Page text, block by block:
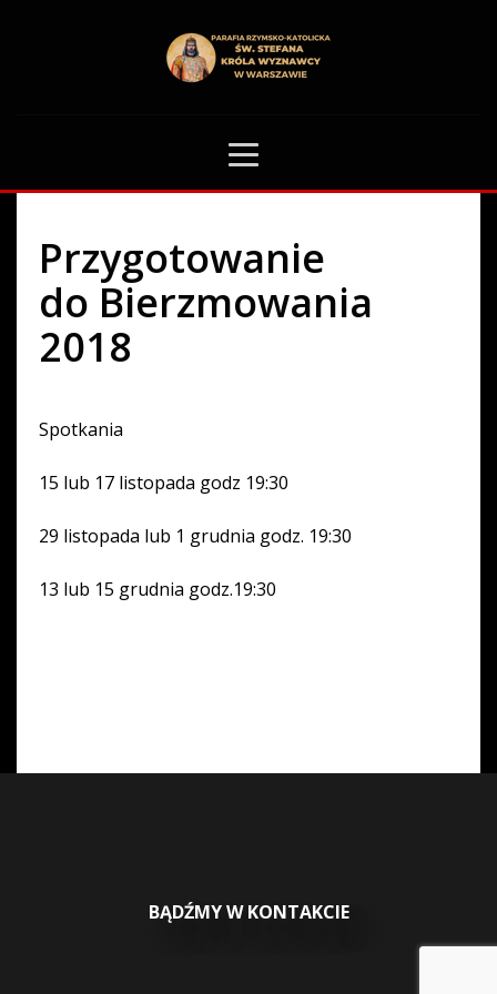
OGŁOSZENIA PARAFIALNE
PRZYGOTOWANIE DO BIERZMOWANIA 2018
Przygotowanie
do Bierzmowania
2018
Spotkania
15 lub 17 listopada godz 19:30
29 listopada lub 1 grudnia godz. 19:30
13 lub 15 grudnia godz.19:30
BĄDŹMY W KONTAKCIE